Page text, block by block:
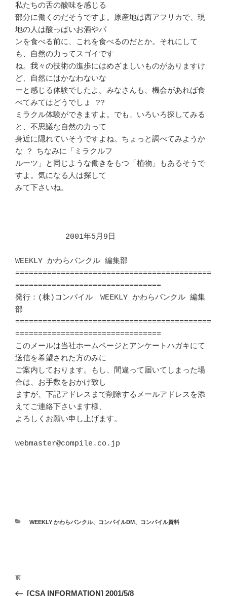
私たちの舌の酸味を感じる
部分に働くのだそうですよ。原産地は西アフリカで、現
地の人は酸っぱいお酒やパ
ンを食べる前に、これを食べるのだとか。それにして
も、自然の力ってスゴイです
ね。我々の技術の進歩にはめざましいものがありますけ
ど、自然にはかなわないな
ーと感じる体験でしたよ。みなさんも、機会があれば食
べてみてはどうでしょ ??
ミラクル体験ができますよ。でも、いろいろ探してみる
と、不思議な自然の力って
身近に隠れていそうですよね。ちょっと調べてみようか
な ? ちなみに「ミラクルフ
ルーツ」と同じような働きをもつ「植物」もあるそうで
すよ。気になる人は探して
みて下さいね。
2001年5月9日
WEEKLY かわらバンクル 編集部
===========================================
================================
発行：(株)コンパイル　WEEKLY かわらバンクル 編集
部
===========================================
================================
このメールは当社ホームページとアンケートハガキにて
送信を希望された方のみに
ご案内しております。もし、間違って届いてしまった場
合は、お手数をおかけ致し
ますが、下記アドレスまで削除するメールアドレスを添
えてご連絡下さいます様、
よろしくお願い申し上げます。
webmaster@compile.co.jp
カ
WEEKLY かわらバンクル、 コンパイルDM 、 コンパイル資料
投
前
の
前
[CSA INFORMATION] 2001/5/8